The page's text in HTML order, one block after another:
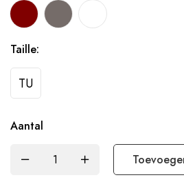
Taille:
TU
Aantal